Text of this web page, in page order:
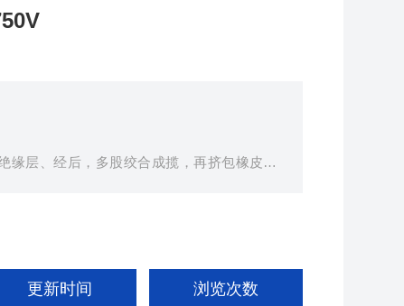
缘层、经后，多股绞合成揽，再挤包橡皮护
更新时间 浏览次数